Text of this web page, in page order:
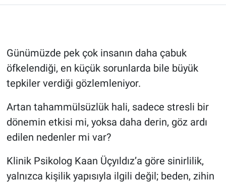
Günümüzde pek çok insanın daha çabuk
öfkelendiği, en küçük sorunlarda bile büyük
tepkiler verdiği gözlemleniyor.
Artan tahammülsüzlük hali, sadece stresli bir
dönemin etkisi mi, yoksa daha derin, göz ardı
edilen nedenler mi var?
Klinik Psikolog Kaan Üçyıldız’a göre sinirlilik,
yalnızca kişilik yapısıyla ilgili değil; beden, zihin